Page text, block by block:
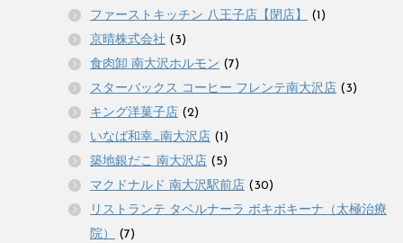
ファーストキッチン 八王子店【閉店】
(1)
京晴株式会社 (3)
食肉卸 南大沢ホルモン (7)
スターバックス コーヒー フレンテ南大沢店 (3)
キング洋菓子店 (2)
いなば和幸_南大沢店 (1)
築地銀だこ 南大沢店 (5)
マクドナルド 南大沢駅前店 (30)
リストランテ タベルナーラ ボキボキーナ（太極治療
院）
(7)